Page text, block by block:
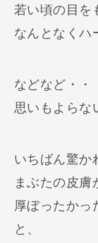
若い頃の目を
なんとなくハ
などなど・・
思いもよらな
いちばん驚か
まぶたの皮膚
厚ぼったかっ
と、